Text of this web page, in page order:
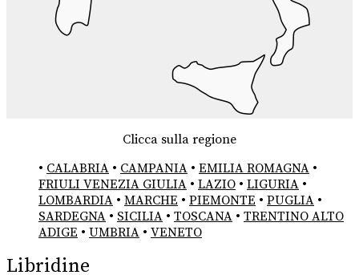
Clicca sulla regione
• CALABRIA • CAMPANIA • EMILIA ROMAGNA •
FRIULI VENEZIA GIULIA • LAZIO • LIGURIA •
LOMBARDIA • MARCHE • PIEMONTE • PUGLIA •
SARDEGNA • SICILIA • TOSCANA • TRENTINO ALTO
ADIGE • UMBRIA • VENETO
Libridine